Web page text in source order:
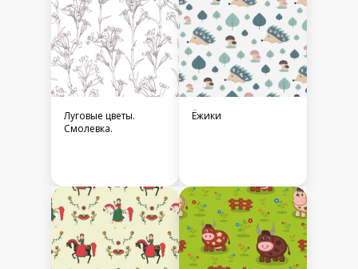
Луговые цветы.
Смолевка.
Ёжики